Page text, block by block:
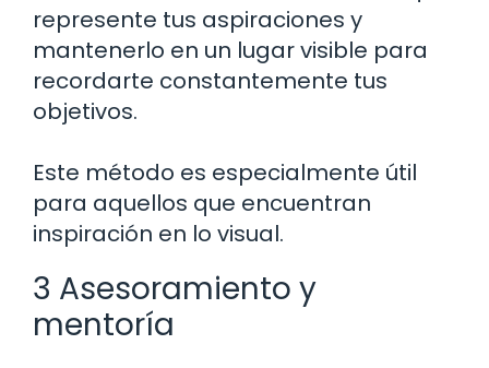
represente tus aspiraciones y
mantenerlo en un lugar visible para
recordarte constantemente tus
objetivos.
Este método es especialmente útil
para aquellos que encuentran
inspiración en lo visual.
3 Asesoramiento y
mentoría